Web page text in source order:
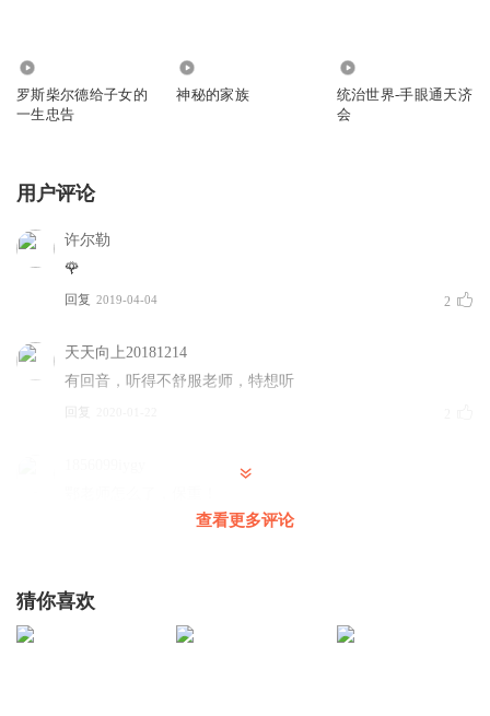
罗斯柴尔德给子女的
一生忠告
神秘的家族
统治世界-手眼通天济
会
用户评论
许尔勒
🌹
回复 2019-04-04 2
天天向上20181214
有回音，听得不舒服老师，特想听
回复
查看更多评论
猜你喜欢